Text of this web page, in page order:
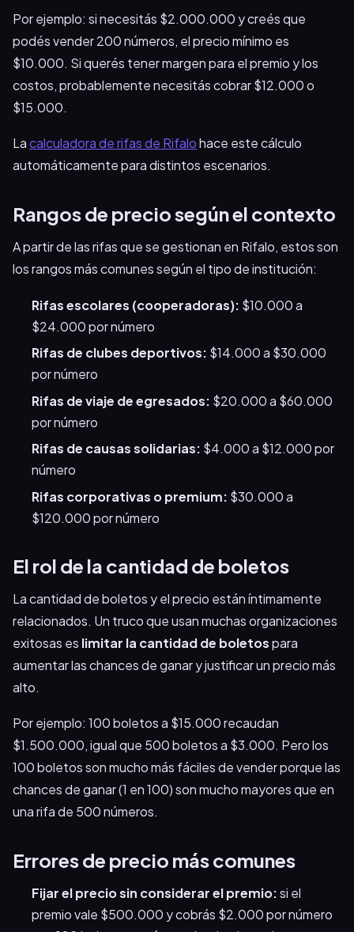
Por ejemplo: si necesitás $2.000.000 y creés que
podés vender 200 números, el precio mínimo es
$10.000. Si querés tener margen para el premio y los
costos, probablemente necesitás cobrar $12.000 o
$15.000.
Lacalculadora de rifas de Rifalohace este cálculo
automáticamente para distintos escenarios.
Rangos de precio según el contexto
A partir de las rifas que se gestionan en Rifalo, estos son
los rangos más comunes según el tipo de institución:
Rifas escolares (cooperadoras): $10.000 a
$24.000 por número
Rifas de clubes deportivos: $14.000 a $30.000
por número
Rifas de viaje de egresados: $20.000 a $60.000
por número
Rifas de causas solidarias: $4.000 a $12.000 por
número
Rifas corporativas o premium: $30.000 a
$120.000 por número
El rol de la cantidad de boletos
La cantidad de boletos y el precio están íntimamente
relacionados. Un truco que usan muchas organizaciones
exitosas es limitar la cantidad de boletospara
aumentar las chances de ganar y justificar un precio más
alto.
Por ejemplo: 100 boletos a $15.000 recaudan
$1.500.000, igual que 500 boletos a $3.000. Pero los
100 boletos son mucho más fáciles de vender porque las
chances de ganar (1 en 100) son mucho mayores que en
una rifa de 500 números.
Errores de precio más comunes
Fijar el precio sin considerar el premio:si el
premio vale $500.000 y cobrás $2.000 por número